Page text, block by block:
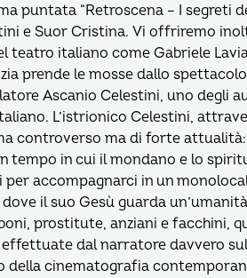
puntata “Retroscena – I segreti
e Suor Cristina. Vi offriremo
teatro italiano come Gabriele
prende le mosse dallo
Ascanio Celestini, uno degli
L’istrionico Celestini,
controverso ma di forte
tempo in cui il mondano e lo
accompagnarci in un
il suo Gesù guarda
prostitute, anziani e facchini,
dal narratore davvero
della cinematografia